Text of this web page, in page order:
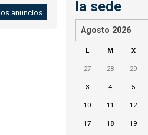
anuncios
la sede
Agosto 2026
L M X
27 28 29
3 4 5
10 11 12
17 18 19